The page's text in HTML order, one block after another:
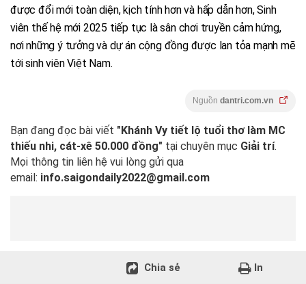
được đổi mới toàn diện, kịch tính hơn và hấp dẫn hơn, Sinh
viên thế hệ mới 2025 tiếp tục là sân chơi truyền cảm hứng,
nơi những ý tưởng và dự án cộng đồng được lan tỏa mạnh mẽ
tới sinh viên Việt Nam.
Nguồn dantri.com.vn
Bạn đang đọc bài viết "Khánh Vy tiết lộ tuổi thơ làm MC
thiếu nhi, cát-xê 50.000 đồng" tại chuyên mục Giải trí.
Mọi thông tin liên hệ vui lòng gửi qua
email: info.saigondaily2022@gmail.com
Chia sẻ In